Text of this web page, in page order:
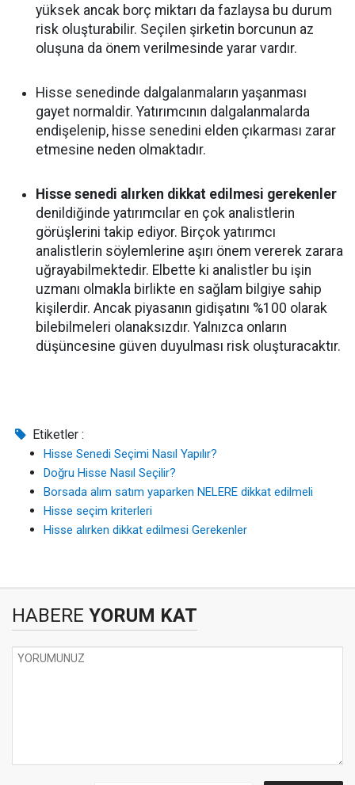
yüksek ancak borç miktarı da fazlaysa bu durum
risk oluşturabilir. Seçilen şirketin borcunun az
oluşuna da önem verilmesinde yarar vardır.
Hisse senedinde dalgalanmaların yaşanması
gayet normaldir. Yatırımcının dalgalanmalarda
endişelenip, hisse senedini elden çıkarması zarar
etmesine neden olmaktadır.
Hisse senedi alırken dikkat edilmesi gerekenler
denildiğinde yatırımcılar en çok analistlerin
görüşlerini takip ediyor. Birçok yatırımcı
analistlerin söylemlerine aşırı önem vererek zarara
uğrayabilmektedir. Elbette ki analistler bu işin
uzmanı olmakla birlikte en sağlam bilgiye sahip
kişilerdir. Ancak piyasanın gidişatını %100 olarak
bilebilmeleri olanaksızdır. Yalnızca onların
düşüncesine güven duyulması risk oluşturacaktır.
Etiketler :
Hisse Senedi Seçimi Nasıl Yapılır?
Doğru Hisse Nasıl Seçilir?
Borsada alım satım yaparken NELERE dikkat edilmeli
Hisse seçim kriterleri
Hisse alırken dikkat edilmesi Gerekenler
HABERE YORUM KAT